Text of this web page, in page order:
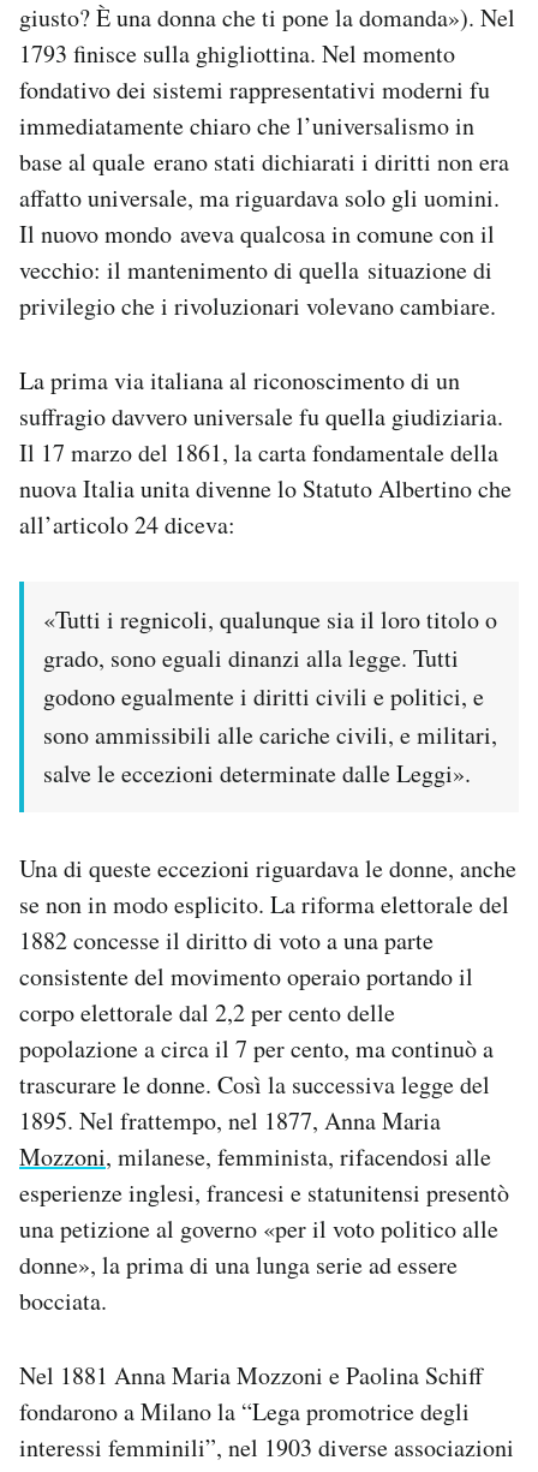
giusto? È una donna che ti pone la domanda»). Nel
1793 finisce sulla ghigliottina. Nel momento
fondativo dei sistemi rappresentativi moderni fu
immediatamente chiaro che l’universalismo in
base al quale erano stati dichiarati i diritti non era
affatto universale, ma riguardava solo gli uomini.
Il nuovo mondo aveva qualcosa in comune con il
vecchio: il mantenimento di quella situazione di
privilegio che i rivoluzionari volevano cambiare.
La prima via italiana al riconoscimento di un
suffragio davvero universale fu quella giudiziaria.
Il 17 marzo del 1861, la carta fondamentale della
nuova Italia unita divenne lo Statuto Albertino che
all’articolo 24 diceva:
«Tutti i regnicoli, qualunque sia il loro titolo o
grado, sono eguali dinanzi alla legge. Tutti
godono egualmente i diritti civili e politici, e
sono ammissibili alle cariche civili, e militari,
salve le eccezioni determinate dalle Leggi».
Una di queste eccezioni riguardava le donne, anche
se non in modo esplicito. La riforma elettorale del
1882 concesse il diritto di voto a una parte
consistente del movimento operaio portando il
corpo elettorale dal 2,2 per cento delle
popolazione a circa il 7 per cento, ma continuò a
trascurare le donne. Così la successiva legge del
1895. Nel frattempo, nel 1877, Anna Maria
Mozzoni, milanese, femminista, rifacendosi alle
esperienze inglesi, francesi e statunitensi presentò
una petizione al governo «per il voto politico alle
donne», la prima di una lunga serie ad essere
bocciata.
Nel 1881 Anna Maria Mozzoni e Paolina Schiff
fondarono a Milano la “Lega promotrice degli
interessi femminili”, nel 1903 diverse associazioni